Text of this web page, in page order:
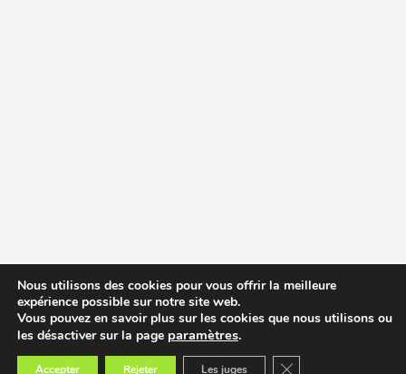
Nous utilisons des cookies pour vous offrir la meilleure
expérience possible sur notre site web.
Vous pouvez en savoir plus sur les cookies que nous utilisons ou
les désactiver sur la page paramètres.
Accepter Rejeter Les juges Fermer la bannière